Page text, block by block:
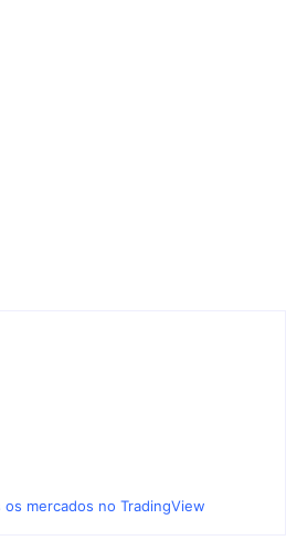
mercados no TradingView